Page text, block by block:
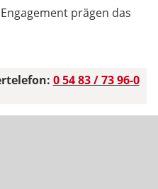
prägen das
0 54 83 / 73 96-0